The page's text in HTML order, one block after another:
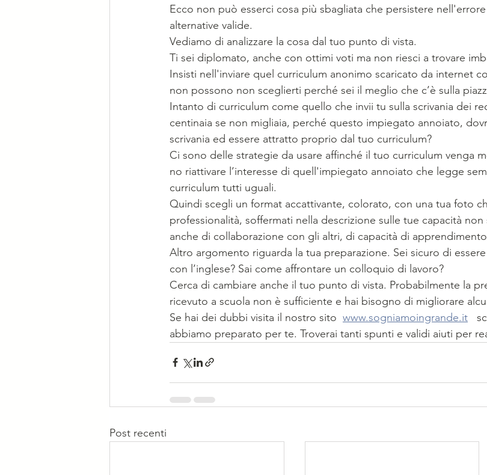
Ecco non può esserci cosa più sbagliata che persistere
alternative valide.
Vediamo di analizzare la cosa dal tuo punto di vista.
Ti sei diplomato, anche con ottimi voti ma non riesci a trovare
Insisti nell'inviare quel curriculum anonimo scaricato da internet
non possono non sceglierti perché sei il meglio che c’è sulla
Intanto di curriculum come quello che invii tu sulla scrivania dei
centinaia se non migliaia, perché questo impiegato annoiato,
scrivania ed essere attratto proprio dal tuo curriculum?
Ci sono delle strategie da usare affinché il tuo curriculum venga
no riattivare l’interesse di quell'impiegato annoiato che legge
curriculum tutti uguali.
Quindi scegli un format accattivante, colorato, con una tua foto
professionalità, soffermati nella descrizione sulle tue capacità
anche di collaborazione con gli altri, di capacità di
Altro argomento riguarda la tua preparazione. Sei sicuro di
con l’inglese? Sai come affrontare un colloquio di lavoro?
Cerca di cambiare anche il tuo punto di vista. Probabilmente la
ricevuto a scuola non è sufficiente e hai bisogno di migliorare
Se hai dei dubbi visita il nostro sito www.sogniamoingrande.it
abbiamo preparato per te. Troverai tanti spunti e validi aiuti per
Post recenti